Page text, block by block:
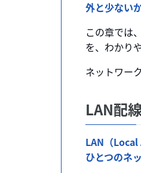
外と少ない
この章では
を、わかり
ネットワー
LAN配
LAN（
ひとつのネ